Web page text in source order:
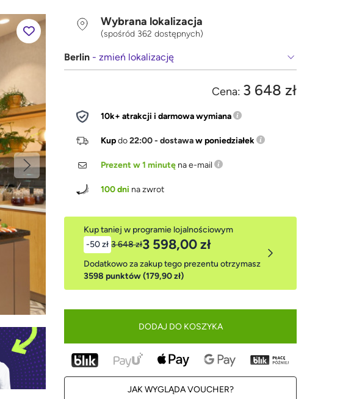
Wybrana lokalizacja
(spośród 362 dostępnych)
Berlin - zmień lokalizację
Cena: 3 648 zł
10k+ atrakcji i darmowa wymiana
Kupdo22:00 - dostawaw poniedziałek
Prezent w 1 minutę na e-mail
100 dni na zwrot
Kup taniej w programie lojalnościowym
-50 zł 3 648 zł3 598,00 zł
Dodatkowo za zakup tego prezentu otrzymasz
3598 punktów (179,90 zł)
DODAJ DO KOSZYKA
JAK WYGLĄDA VOUCHER?